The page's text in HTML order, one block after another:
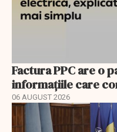
Factura PPC are o
informațiile care
06 AUGUST 2026